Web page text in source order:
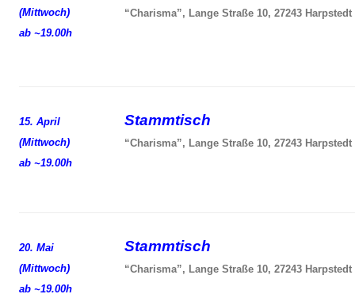
(Mittwoch)
ab ~19.00h
“Charisma”, Lange Straße 10, 27243 Harpstedt
15. April
(Mittwoch)
ab ~19.00h
Stammtisch
“Charisma”, Lange Straße 10, 27243 Harpstedt
20. Mai
(Mittwoch)
ab ~19.00h
Stammtisch
“Charisma”, Lange Straße 10, 27243 Harpstedt